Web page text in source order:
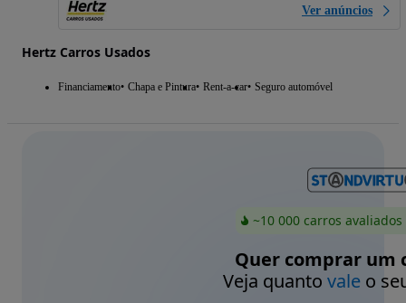
Ver anúncios
Hertz Carros Usados
Financiamento Chapa e Pintura Rent-a-car Seguro automóvel
~10 000 carros
Quer comprar um
Veja quanto valeo